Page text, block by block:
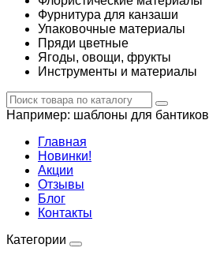
Фурнитура для канзаши
Упаковочные материалы
Пряди цветные
Ягоды, овощи, фрукты
Инструменты и материалы
Например: шаблоны для бантиков
Главная
Новинки!
Акции
Отзывы
Блог
Контакты
Категории